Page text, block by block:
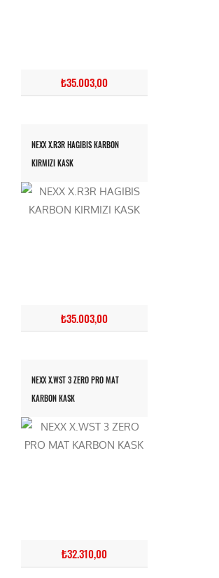
₺35.003,00
NEXX X.R3R HAGIBIS KARBON
KIRMIZI KASK
₺35.003,00
NEXX X.WST 3 ZERO PRO MAT
KARBON KASK
₺32.310,00